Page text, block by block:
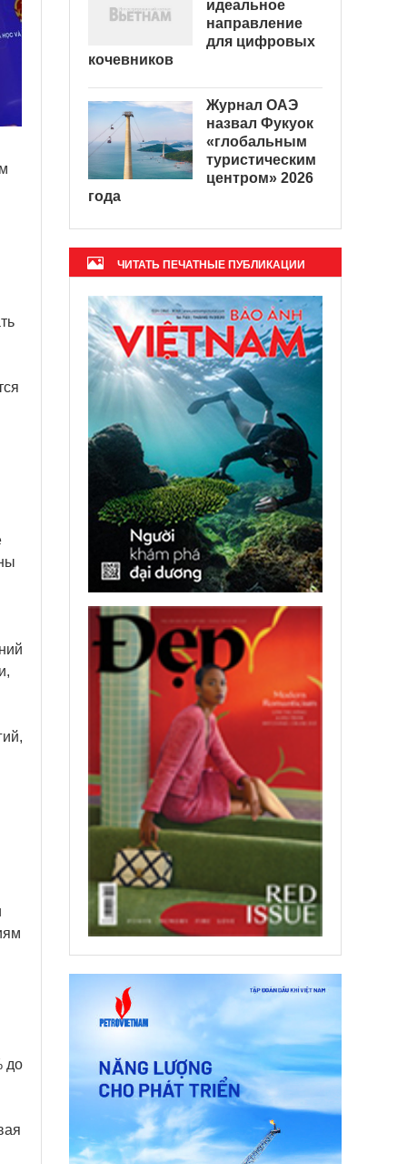
до
идеальное
направление
для цифровых
кочевников
Журнал ОАЭ
назвал Фукуок
«глобальным
туристическим
центром» 2026
года
ЧИТАТЬ ПЕЧАТНЫЕ ПУБЛИКАЦИИ